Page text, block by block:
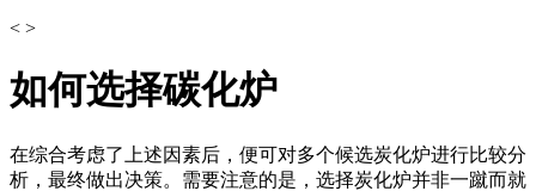
< >
如何选择碳化炉
在综合考虑了上述因素后，便可对多个候选炭化炉进行比较分
析，最终做出决策。需要注意的是，选择炭化炉并非一蹴而就